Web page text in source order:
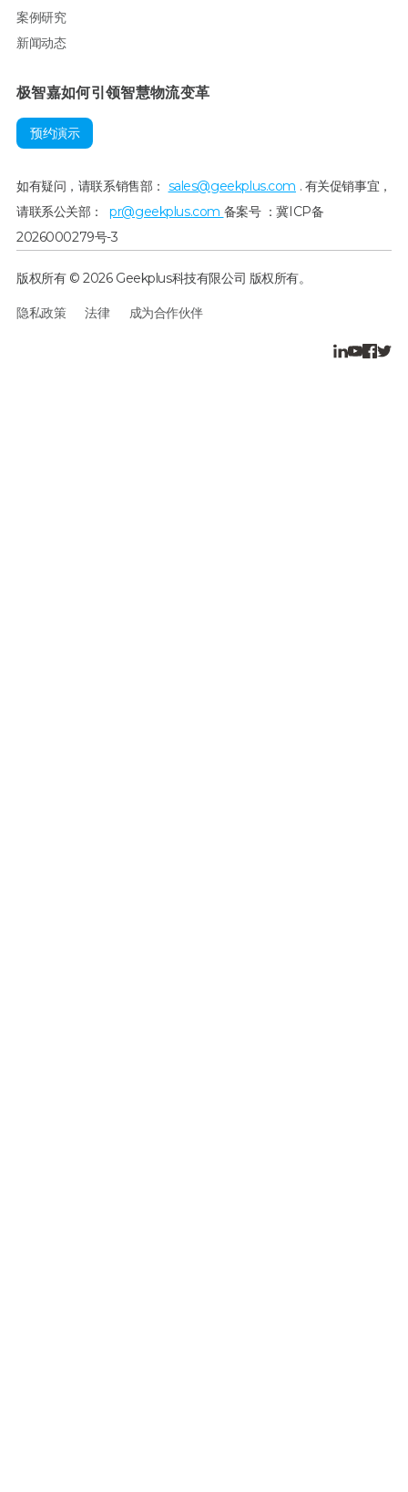
案例研究
新闻动态
极智嘉如何引领智慧物流变革
预约演示
如有疑问，请联系销售部： sales@geekplus.com . 有关促销事宜，
请联系公关部：pr@geekplus.com 备案号 ：冀ICP备
2026000279号-3
版权所有 © 2026 Geekplus科技有限公司 版权所有。
隐私政策 法律 成为合作伙伴